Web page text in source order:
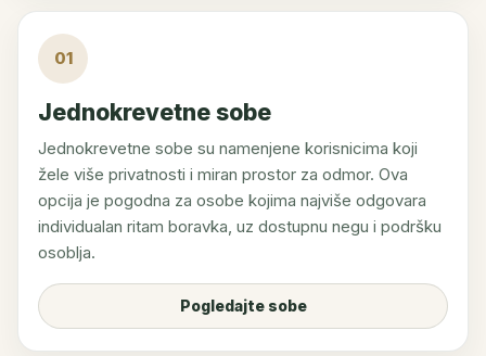
01
Jednokrevetne sobe
Jednokrevetne sobe su namenjene korisnicima koji
žele više privatnosti i miran prostor za odmor. Ova
opcija je pogodna za osobe kojima najviše odgovara
individualan ritam boravka, uz dostupnu negu i podršku
osoblja.
Pogledajte sobe